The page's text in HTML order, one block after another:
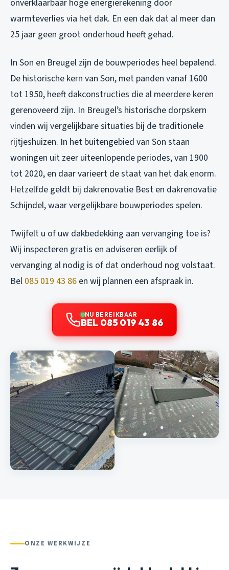
onverklaarbaar hoge energierekening door
warmteverlies via het dak. En een dak dat al meer dan
25 jaar geen groot onderhoud heeft gehad.
In Son en Breugel zijn de bouwperiodes heel bepalend.
De historische kern van Son, met panden vanaf 1600
tot 1950, heeft dakconstructies die al meerdere keren
gerenoveerd zijn. In Breugel’s historische dorpskern
vinden wij vergelijkbare situaties bij de traditionele
rijtjeshuizen. In het buitengebied van Son staan
woningen uit zeer uiteenlopende periodes, van 1900
tot 2020, en daar varieert de staat van het dak enorm.
Hetzelfde geldt bij dakrenovatie Best en dakrenovatie
Schijndel, waar vergelijkbare bouwperiodes spelen.
Twijfelt u of uw dakbedekking aan vervanging toe is?
Wij inspecteren gratis en adviseren eerlijk of
vervanging al nodig is of dat onderhoud nog volstaat.
Bel 085 019 43 86 en wij plannen een afspraak in.
NU BEREIKBAAR
BEL 085 019 43 86
ONZE WERKWIJZE